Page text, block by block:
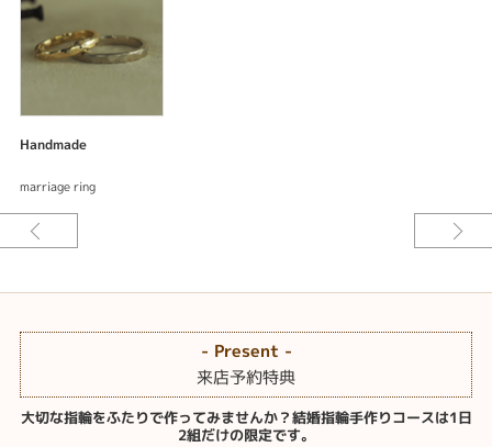
結婚指輪手作りコース
ブライダル 結婚指輪
ベースデザイン：手作り カドマル
素材：K18シャンパンゴールド
加工：鏡面仕上げ マット仕上げ 槌目加工
結婚指輪
ベースデザイン：手作り カドマル
作ったその日に着けれる〈手作り結婚指輪コース〉はおふたりでプラチナ素
材を切って、曲げて、溶かして、仕上げて、作っていただきます。
いくつかの加工を組み合わせた特別な手作り結婚指輪になります。新郎様は
Handmade
marriage ring
- Present -
来店予約特典
大切な指輪をふたりで作ってみませんか？結婚指輪手作りコースは1日
2組だけの限定です。